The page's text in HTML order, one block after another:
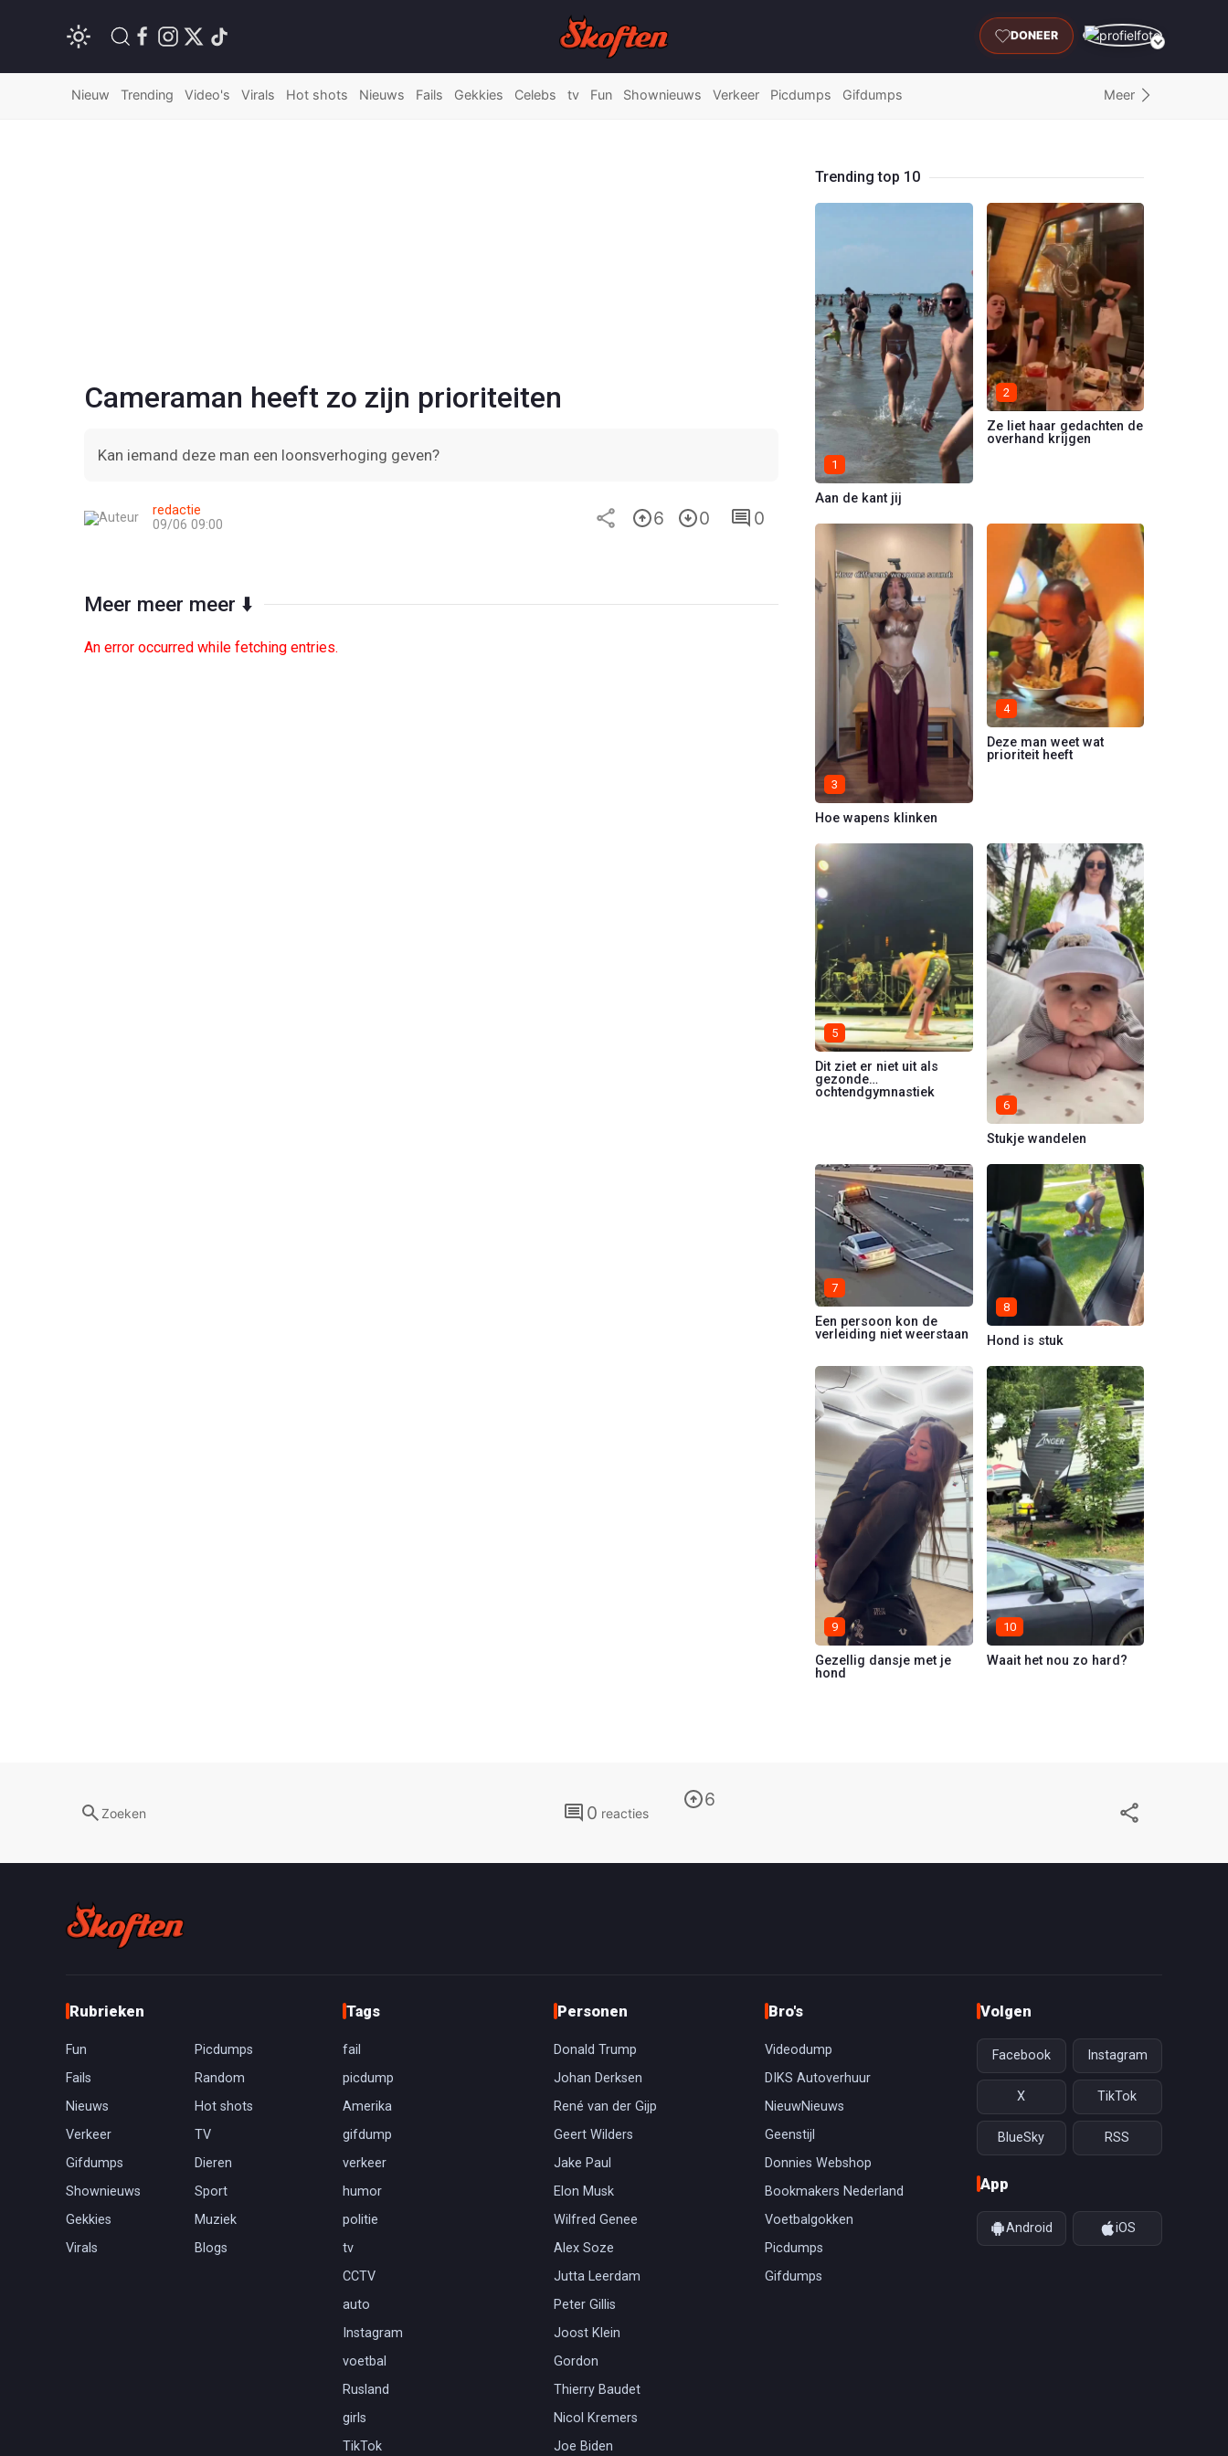
DONEER
Nieuw Trending Video's Virals Hot shots Nieuws Fails Gekkies Celebs tv Fun Shownieuws Verkeer Picdumps Gifdumps Meer
Play
Video
Cameraman heeft zo zijn prioriteiten
Kan iemand deze man een loonsverhoging geven?
redactie
09/06 09:00
6 0 0
Meer meer meer ⬇️
An error occurred while fetching entries.
Trending top 10
1
Aan de kant jij
2
Ze liet haar gedachten de
overhand krijgen
3
Hoe wapens klinken
4
Deze man weet wat
prioriteit heeft
5
Dit ziet er niet uit als
gezonde
ochtendgymnastiek
6
Stukje wandelen
7
Een persoon kon de
verleiding niet weerstaan
8
Hond is stuk
9
Gezellig dansje met je
hond
10
Waait het nou zo hard?
Zoeken 0 reacties
6
Rubrieken
Fun
Picdumps
Fails
Random
Nieuws
Hot shots
Verkeer
TV
Gifdumps
Dieren
Shownieuws
Sport
Gekkies
Muziek
Virals
Blogs
Tags
fail
picdump
Amerika
gifdump
verkeer
humor
politie
tv
CCTV
auto
Instagram
voetbal
Rusland
girls
TikTok
Personen
Donald Trump
Johan Derksen
René van der Gijp
Geert Wilders
Jake Paul
Elon Musk
Wilfred Genee
Alex Soze
Jutta Leerdam
Peter Gillis
Joost Klein
Gordon
Thierry Baudet
Nicol Kremers
Joe Biden
Bro's
Videodump
DIKS Autoverhuur
NieuwNieuws
Geenstijl
Donnies Webshop
Bookmakers Nederland
Voetbalgokken
Picdumps
Gifdumps
Volgen
Facebook Instagram
X TikTok
BlueSky RSS
App
Android iOS